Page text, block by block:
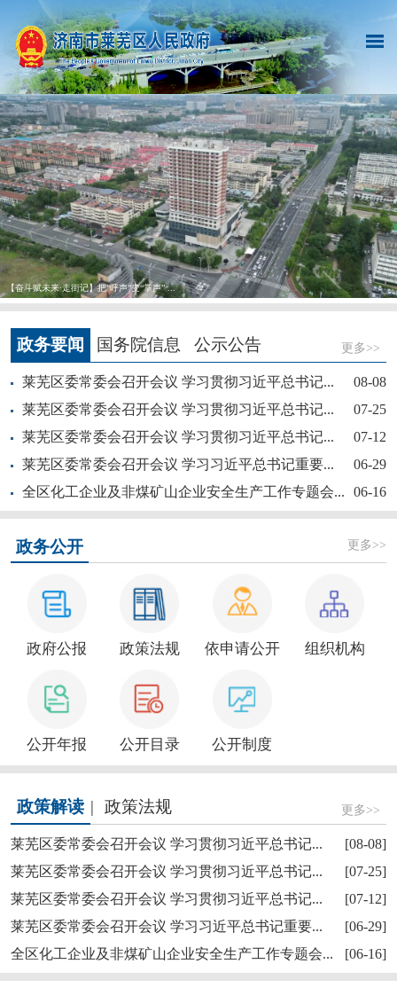
【奋斗赋未来·走街记】把“呼声”变“掌声” ...
【奋斗赋未莱·访埂记】片片花开春满园——莱芜...
新大众文艺全民秀 | 莱芜区“活悦莱芜”文艺...
莱芜区政协“深耕红色文化讲好莱芜故事”商量活...
政务要闻 国务院信息 公示公告 更多>>
莱芜区委常委会召开会议 学习贯彻习近平总书记...
08-08
莱芜区委常委会召开会议 学习贯彻习近平总书记...
07-25
莱芜区委常委会召开会议 学习贯彻习近平总书记...
07-12
莱芜区委常委会召开会议 学习习近平总书记重要...
06-29
全区化工企业及非煤矿山企业安全生产工作专题会...
06-16
政务公开 更多>>
政府公报 政策法规 依申请公开 组织机构
公开年报 公开目录 公开制度
政策解读 | 政策法规 更多>>
莱芜区委常委会召开会议 学习贯彻习近平总书记...
[08-08]
莱芜区委常委会召开会议 学习贯彻习近平总书记...
[07-25]
莱芜区委常委会召开会议 学习贯彻习近平总书记...
[07-12]
莱芜区委常委会召开会议 学习习近平总书记重要...
[06-29]
全区化工企业及非煤矿山企业安全生产工作专题会...
[06-16]